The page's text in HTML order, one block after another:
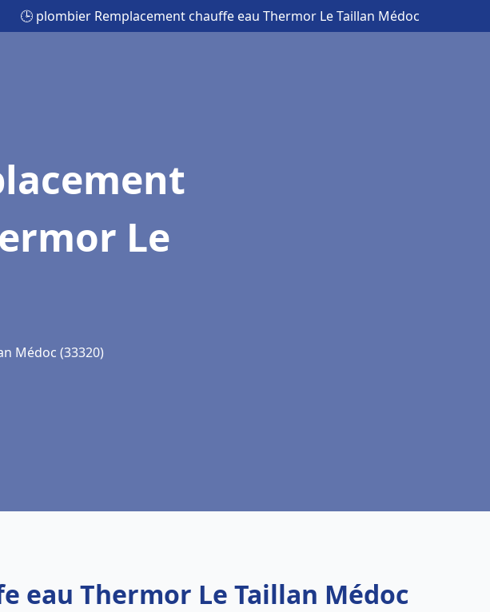
🕒 plombier Remplacement chauffe eau Thermor Le Taillan Médoc
Le
Médoc (33320)
eau Thermor Le Taillan Médoc